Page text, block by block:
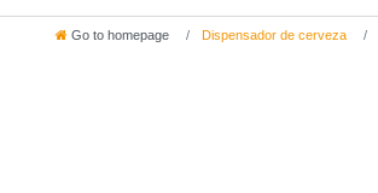
Go to homepage Dispensador de cerveza